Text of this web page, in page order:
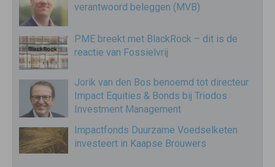
verantwoord beleggen (MVB)
PME breekt met BlackRock – dit is de
reactie van Fossielvrij
Jorik van den Bos benoemd tot directeur
Impact Equities & Bonds bij Triodos
Investment Management
Impactfonds Duurzame Voedselketen
investeert in Kaapse Brouwers